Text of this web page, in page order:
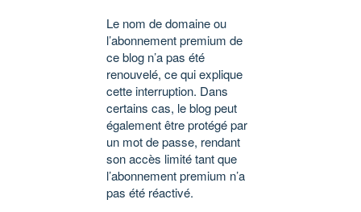
Le nom de domaine ou
l’abonnement premium de
ce blog n’a pas été
renouvelé, ce qui explique
cette interruption. Dans
certains cas, le blog peut
également être protégé par
un mot de passe, rendant
son accès limité tant que
l’abonnement premium n’a
pas été réactivé.